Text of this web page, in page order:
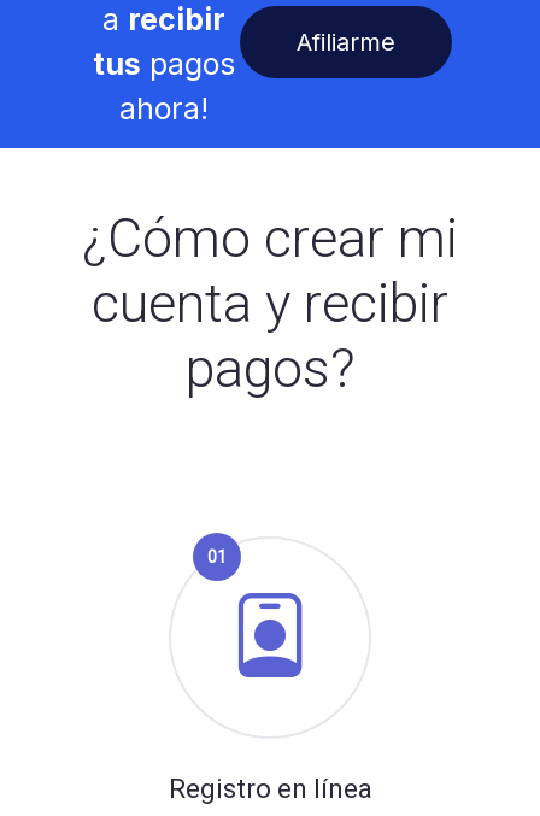
a recibir
tus pagos
ahora!
Afiliarme
¿Cómo crear mi
cuenta y recibir
pagos?
01
Registro en línea